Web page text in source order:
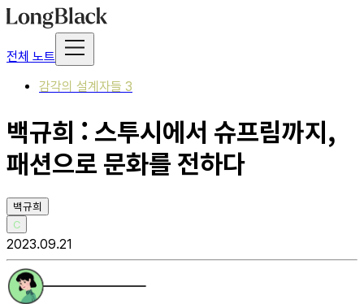
전체 노트
감각의 설계자들 3
백규희 : 스투시에서 슈프림까지,
패션으로 문화를 전하다
백규희
C
2023.09.21